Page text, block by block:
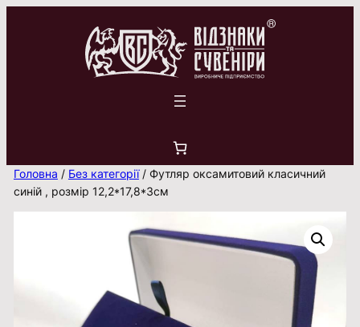
Головна / Без категорії/ Футляр оксамитовий класичний
синій , розмір 12,2*17,8*3см